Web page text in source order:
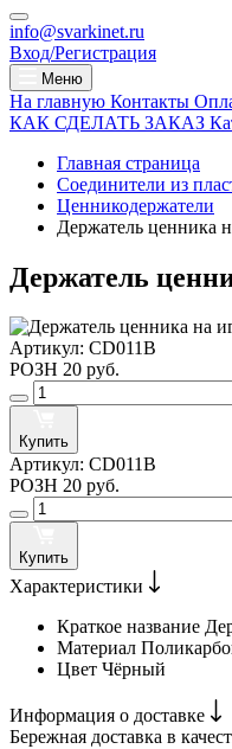
info@svarkinet.ru
Вход/Регистрация
Меню
На главную Контакты
КАК СДЕЛАТЬ ЗАКАЗ
Главная страница
Соединители из
Ценникодержатели
Держатель ценника
Держатель
Артикул: CD011B
РОЗН 20 руб.
Купить
Артикул: CD011B
РОЗН 20 руб.
Купить
Характеристики
Краткое название
Материал
Цвет Чёрный
Информация о доставке
Бережная доставка в